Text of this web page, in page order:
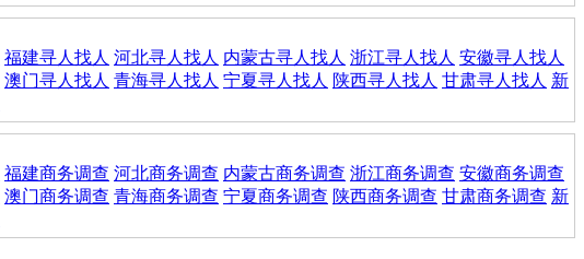
福建寻人找人 河北寻人找人 内蒙古寻人找人 浙江寻人找人 安徽寻人找人
澳门寻人找人 青海寻人找人 宁夏寻人找人 陕西寻人找人 甘肃寻人找人 新
福建商务调查 河北商务调查 内蒙古商务调查 浙江商务调查 安徽商务调查
澳门商务调查 青海商务调查 宁夏商务调查 陕西商务调查 甘肃商务调查 新